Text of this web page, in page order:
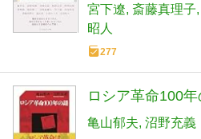
宮下遼 斎藤真理子
昭人
277
ロシア革命100年
亀山郁夫 沼野充義